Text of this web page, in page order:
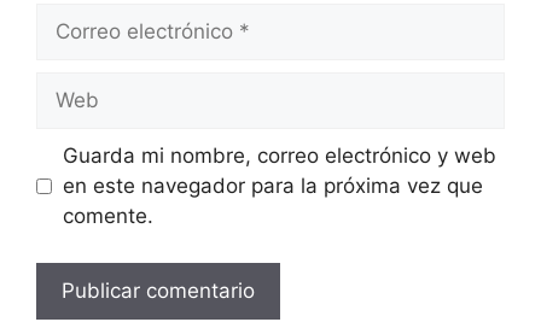
Correo
Web
Guarda mi nombre, correo electrónico y web
en este navegador para la próxima vez que
comente.